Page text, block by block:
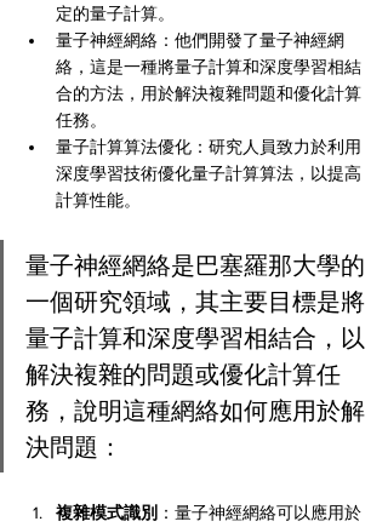
定的量子計算。
量子神經網絡：他們開發了量子神經網
絡，這是一種將量子計算和深度學習相結
合的方法，用於解決複雜問題和優化計算
任務。
量子計算算法優化：研究人員致力於利用
深度學習技術優化量子計算算法，以提高
計算性能。
量子神經網絡是巴塞羅那大學的
一個研究領域，其主要目標是將
量子計算和深度學習相結合，以
解決複雜的問題或優化計算任
務，說明這種網絡如何應用於解
決問題：
複雜模式識別 ：量子神經網絡可以應用於